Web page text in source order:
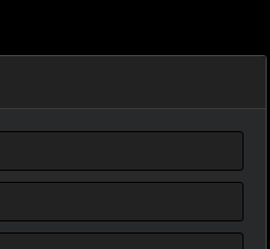
TOUR- PAK REMOVÍVEL